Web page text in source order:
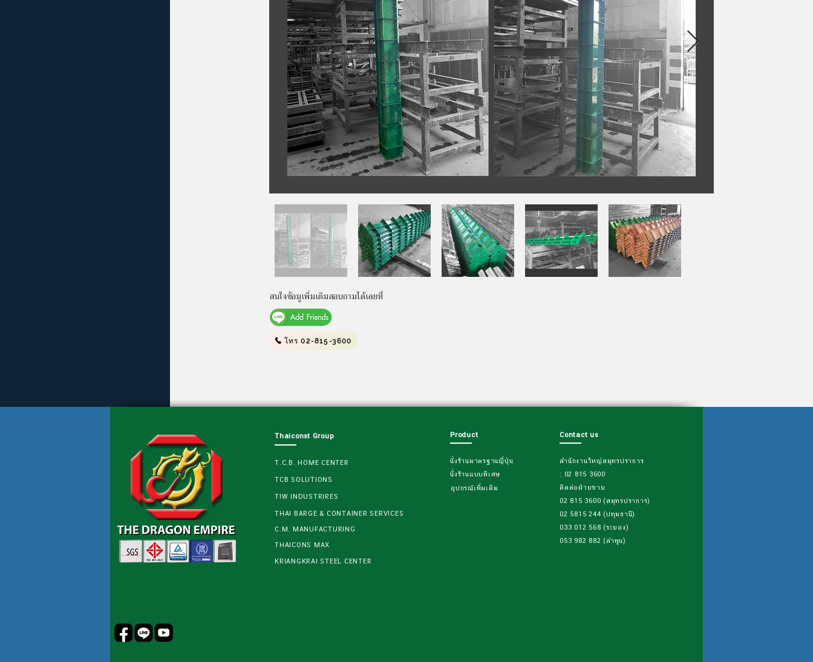
สนใจข้อมูเพิ่มเติมสอบถามได้เลยที่
โทร 02-815-3600
Thaiconst Group
T.C.B. HOME CENTER
TCB SOLUTIONS
TIW INDUSTRIRES
THAI BARGE & CONTAINER SERVICES
C.M. MANUFACTURING
THAICONS MAX
KRIANGKRAI STEEL CENTER
Product
นั่งร้านมาตรฐานญี่ปุ่น
นั่งร้านแบบพิเศษ
อุปกรณ์เพิ่มเติม
Contact us
สำนักงานใหญ่สมุทรปราการ
: 02 815 3600
ติดต่อฝ่ายขาย
02 815 3600 (สมุทรปราการ)
02 5815 244 (ปทุมธานี)
033 012 568 (ระยอง)
053 982 882 (ลำพูน)